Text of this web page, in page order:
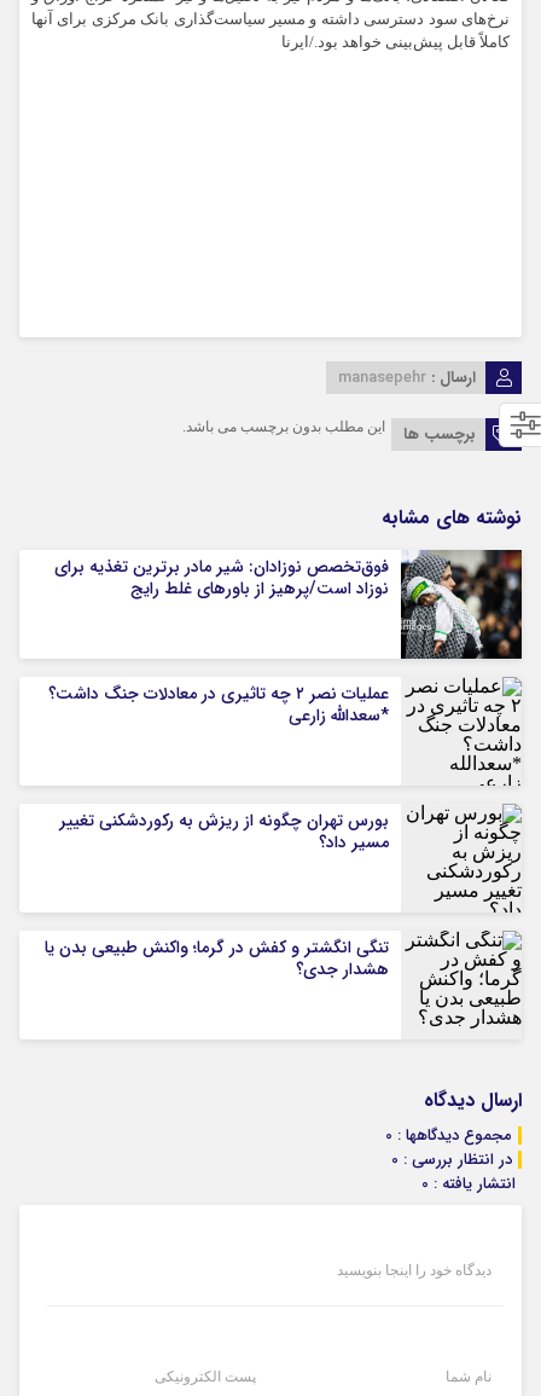
نرخ‌های سود دسترسی داشته و مسیر سیاست‌گذاری بانک مرکزی برای آنها
کاملاً قابل پیش‌بینی خواهد بود./ایرنا
ارسال : manasepehr
برچسب ها این مطلب بدون برچسب می باشد.
نوشته های مشابه
فوق‌تخصص نوزادان: شیر مادر برترین تغذیه برای
نوزاد است/پرهیز از باورهای غلط رایج
عملیات نصر ۲ چه تاثیری در معادلات جنگ داشت؟
*سعدالله زارعی
بورس تهران چگونه از ریزش به رکوردشکنی تغییر
مسیر داد؟
تنگی انگشتر و کفش در گرما؛ واکنش طبیعی بدن یا
هشدار جدی؟
ارسال دیدگاه
مجموع دیدگاهها : 0
در انتظار بررسی : 0
انتشار یافته : 0
دیدگاه خود را اینجا بنویسید
نام شما پست الکترونیکی